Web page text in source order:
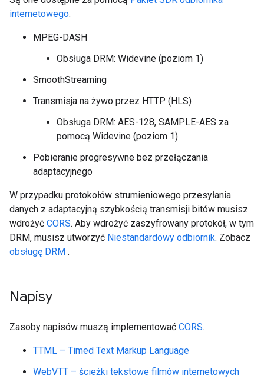
internetowego.
MPEG-DASH
Obsługa DRM: Widevine (poziom 1)
SmoothStreaming
Transmisja na żywo przez HTTP (HLS)
Obsługa DRM: AES-128, SAMPLE-AES za
pomocą Widevine (poziom 1)
Pobieranie progresywne bez przełączania
adaptacyjnego
W przypadku protokołów strumieniowego przesyłania
danych z adaptacyjną szybkością transmisji bitów musisz
wdrożyć CORS. Aby wdrożyć zaszyfrowany protokół, w tym
DRM, musisz utworzyć Niestandardowy odbiornik. Zobacz
obsługę DRM .
Napisy
Zasoby napisów muszą implementować CORS.
TTML – Timed Text Markup Language
WebVTT – ścieżki tekstowe filmów internetowych